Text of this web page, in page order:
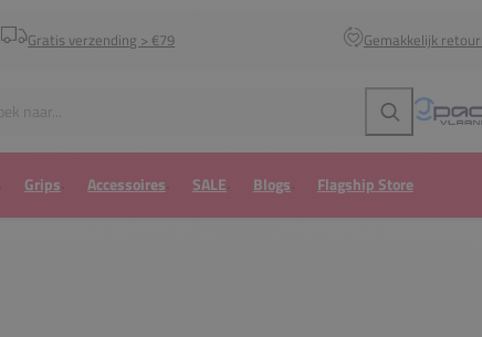
Gratis verzending > €79 Gemakkelijk
Zoeken
Grips Accessoires SALE Blogs Flagship Store